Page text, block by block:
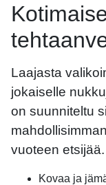
Laajasta
jokaiselle
on suunniteltu
vuoteen etsijää.
Kovaa ja